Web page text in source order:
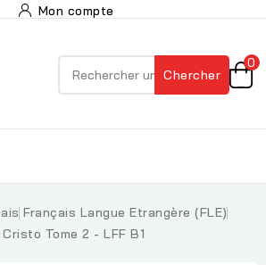
Mon compte
Chercher
0
Français Langue Etrangère (FLE)
Tome 2 - LFF B1